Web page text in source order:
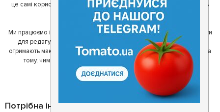
це самі користувачі, які діляться своїми враженнями і допомагають
один одному у виборі кращих місць.
Ми працюємо і з ресторанами. Для них ми надаємо зручні інструменти
для редагування інформації про себе - в результаті відвідувачі
отримають максимум інформації, а ресторан зможе зосередитися на
тому, чим він любить займатися більше всього - смачній їжі.
Потрібна інформація про заклад?